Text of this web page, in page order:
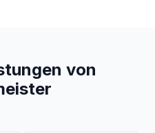
von